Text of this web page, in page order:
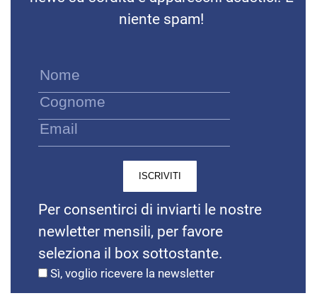
niente spam!
Per consentirci di inviarti le nostre
newletter mensili, per favore
seleziona il box sottostante.
Sì, voglio ricevere la newsletter